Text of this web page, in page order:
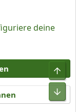
Ltd.
deine